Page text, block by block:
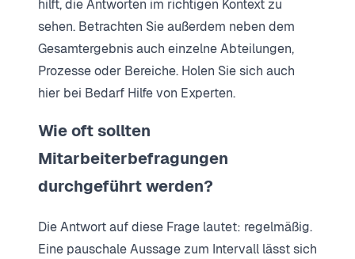
hilft, die Antworten im richtigen Kontext zu
sehen. Betrachten Sie außerdem neben dem
Gesamtergebnis auch einzelne Abteilungen,
Prozesse oder Bereiche. Holen Sie sich auch
hier bei Bedarf Hilfe von Experten.
Wie oft sollten
Mitarbeiterbefragungen
durchgeführt werden?
Die Antwort auf diese Frage lautet: regelmäßig.
Eine pauschale Aussage zum Intervall lässt sich